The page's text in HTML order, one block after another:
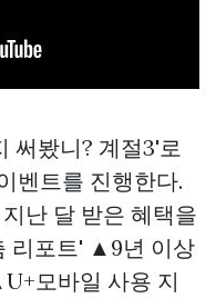
써봤니? 계절3'로
벤트를 진행한다.
난 달 받은 혜택을
리포트' ▲9년 이상
모바일 사용 지